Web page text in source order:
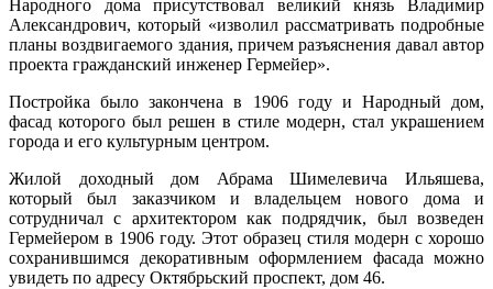
Народного дома присутствовал великий князь Владимир
Александрович, который «изволил рассматривать подробные
планы воздвигаемого здания, причем разъяснения давал автор
проекта гражданский инженер Гермейер».
Постройка было закончена в 1906 году и Народный дом,
фасад которого был решен в стиле модерн, стал украшением
города и его культурным центром.
Жилой доходный дом Абрама Шимелевича Ильяшева,
который был заказчиком и владельцем нового дома и
сотрудничал с архитектором как подрядчик, был возведен
Гермейером в 1906 году. Этот образец стиля модерн с хорошо
сохранившимся декоративным оформлением фасада можно
увидеть по адресу Октябрьский проспект, дом 46.